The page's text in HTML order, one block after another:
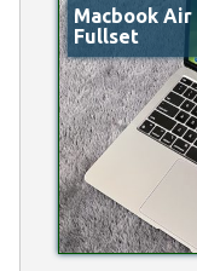
Macbook Air
Fullset